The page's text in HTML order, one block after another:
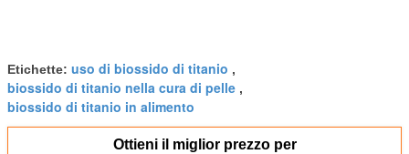
Etichette: uso di biossido di titanio ,
biossido di titanio nella cura di pelle ,
biossido di titanio in alimento
Ottieni il miglior prezzo per